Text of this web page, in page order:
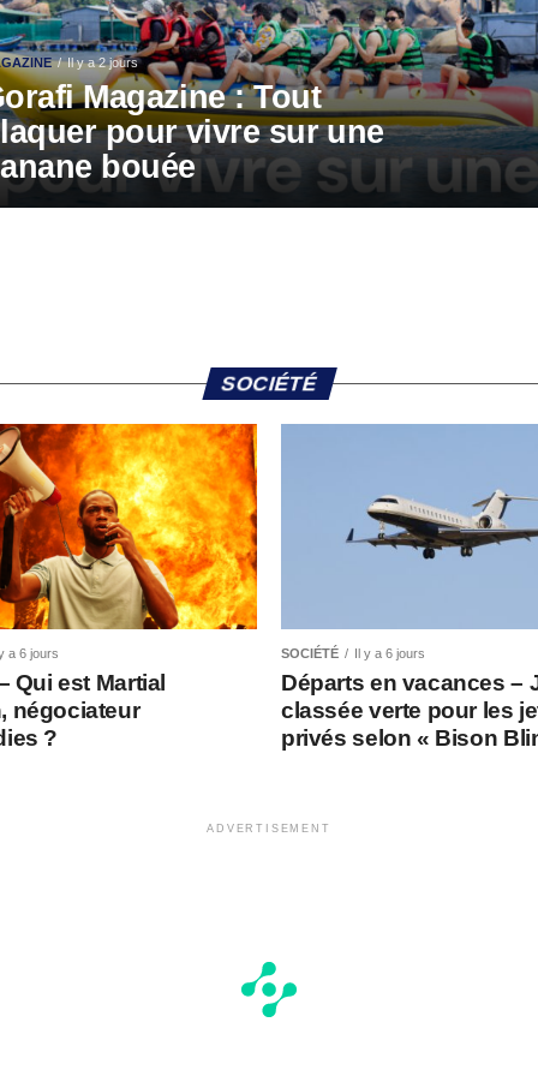
Il y a 2 jours
Magazine : Tout
pour vivre sur une
bouée
SOCIÉTÉ
a 6 jours
Qui est Martial
négociateur
?
SOCIÉTÉ Il y a 6 jours
Départs en vacances –
classée verte pour les
privés selon « Bison
ADVERTISEMENT